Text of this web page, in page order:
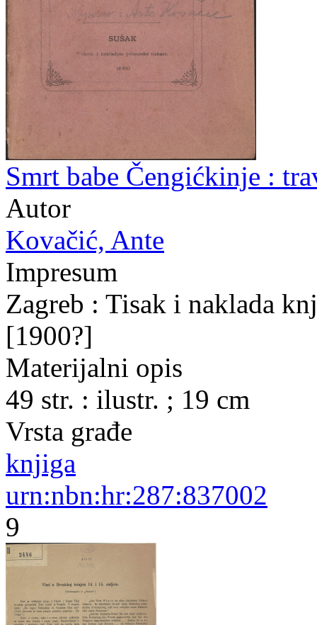
Smrt babe Čengićkinje :
Autor
Kovačić, Ante
Impresum
Zagreb : Tisak i naklada
[1900?]
Materijalni opis
49 str. : ilustr. ; 19 cm
Vrsta građe
knjiga
urn:nbn:hr:287:837002
9